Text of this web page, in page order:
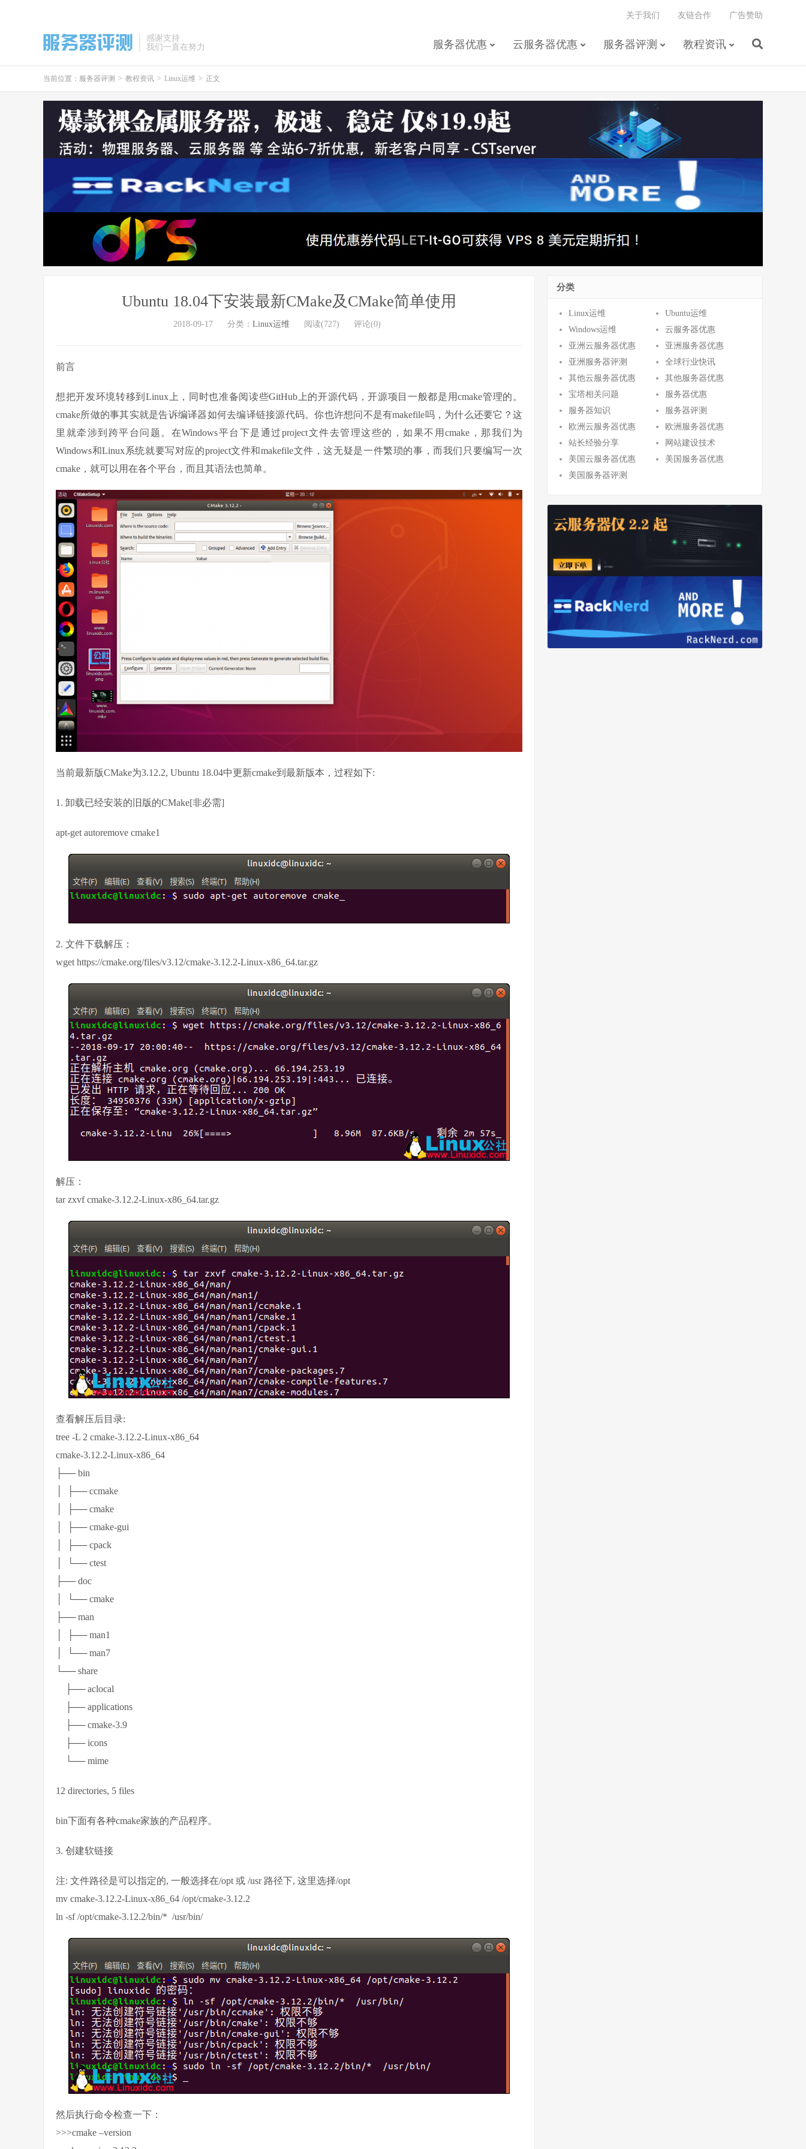
感谢支持
我们一直在努力
服务器优惠 云服务器优惠 服务器评测 教程资讯
关于我们 友链合作 广告赞助
当前位置： 服务器评测 > 教程资讯 > Linux运维 > 正文
Ubuntu 18.04下安装最新CMake及CMake简单使用
2018-09-17 分类： Linux运维 阅读(727) 评论(0)
前言
想把开发环境转移到Linux上，同时也准备阅读些GitHub上的开源代码，开源项目一般都是用cmake管理的。
cmake所做的事其实就是告诉编译器如何去编译链接源代码。你也许想问不是有makefile吗，为什么还要它？这
里就牵涉到跨平台问题。在Windows平台下是通过project文件去管理这些的，如果不用cmake，那我们为
Windows和Linux系统就要写对应的project文件和makefile文件，这无疑是一件繁琐的事，而我们只要编写一次
cmake，就可以用在各个平台，而且其语法也简单。
当前最新版CMake为3.12.2, Ubuntu 18.04中更新cmake到最新版本，过程如下:
1. 卸载已经安装的旧版的CMake[非必需]
apt-get autoremove cmake1
2. 文件下载解压：
wget https://cmake.org/files/v3.12/cmake-3.12.2-Linux-x86_64.tar.gz
解压：
tar zxvf cmake-3.12.2-Linux-x86_64.tar.gz
查看解压后目录:
tree -L 2 cmake-3.12.2-Linux-x86_64
cmake-3.12.2-Linux-x86_64
├── bin
│ ├── ccmake
│ ├── cmake
│ ├── cmake-gui
│ ├── cpack
│ └── ctest
├── doc
│ └── cmake
├── man
│ ├── man1
│ └── man7
└── share
├── aclocal
├── applications
├── cmake-3.9
├── icons
└── mime
12 directories, 5 files
bin下面有各种cmake家族的产品程序。
3. 创建软链接
注: 文件路径是可以指定的, 一般选择在/opt 或 /usr 路径下, 这里选择/opt
mv cmake-3.12.2-Linux-x86_64 /opt/cmake-3.12.2
ln -sf /opt/cmake-3.12.2/bin/* /usr/bin/
然后执行命令检查一下：
>>>cmake –version
分类
Linux运维
Ubuntu运维
Windows运维
云服务器优惠
亚洲云服务器优惠
亚洲服务器优惠
亚洲服务器评测
全球行业快讯
其他云服务器优惠
其他服务器优惠
宝塔相关问题
服务器优惠
服务器知识
服务器评测
欧洲云服务器优惠
欧洲服务器优惠
站长经验分享
网站建设技术
美国云服务器优惠
美国服务器优惠
美国服务器评测